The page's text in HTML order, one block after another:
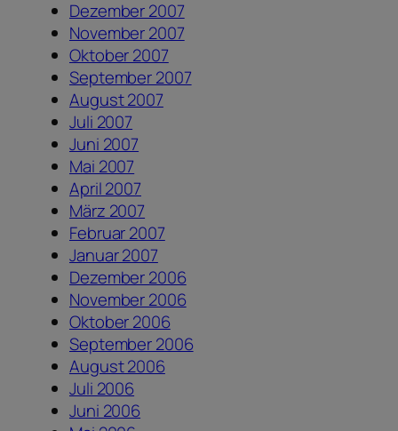
Dezember 2007
November 2007
Oktober 2007
September 2007
August 2007
Juli 2007
Juni 2007
Mai 2007
April 2007
März 2007
Februar 2007
Januar 2007
Dezember 2006
November 2006
Oktober 2006
September 2006
August 2006
Juli 2006
Juni 2006